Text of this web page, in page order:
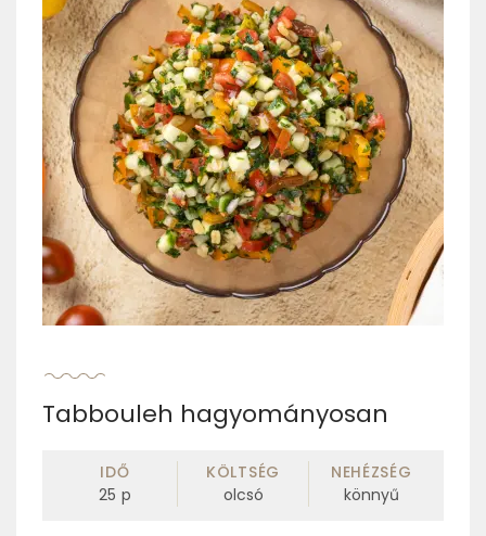
Tabbouleh hagyományosan
IDŐ
25 p
KÖLTSÉG
olcsó
NEHÉZSÉG
könnyű